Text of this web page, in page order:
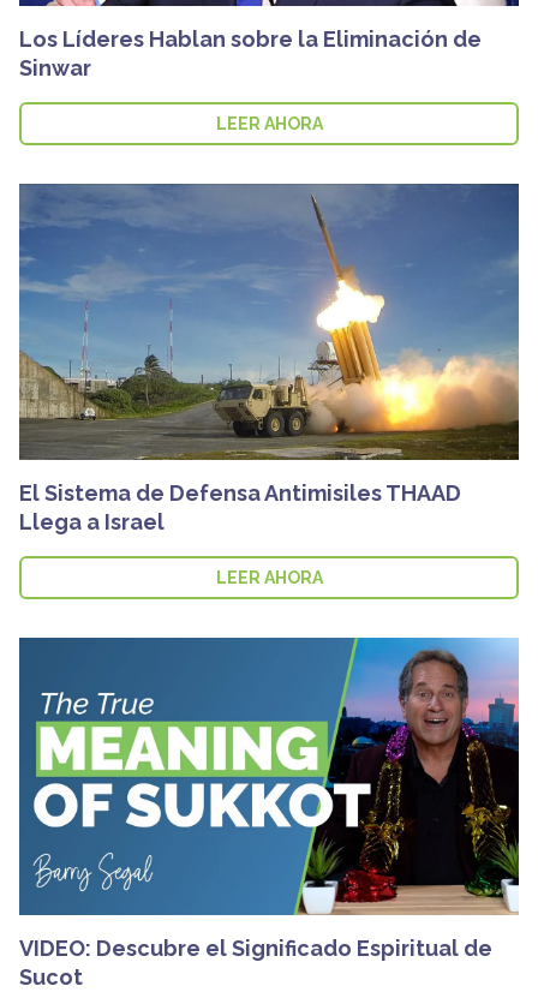
Los Líderes Hablan sobre la Eliminación de
Sinwar
LEER AHORA
El Sistema de Defensa Antimisiles THAAD
Llega a Israel
LEER AHORA
VIDEO: Descubre el Significado Espiritual de
Sucot